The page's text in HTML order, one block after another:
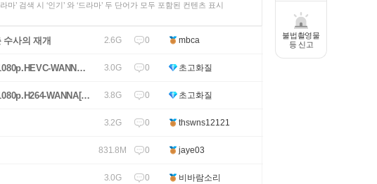
불법촬영물
등 신고
마’ 검색 시 ‘인기’ 와 ‘드라마’ 두 단어가 모두 포함된 컨텐츠 표시
수사의 재개 2.6G 0 mbca
WANNA
3.0G 0 초고화질
WANNA[사
3.8G 0 초고화질
3.2G 0 thswns12121
831.8M 0 jaye03
3.0G 0 비바람소리